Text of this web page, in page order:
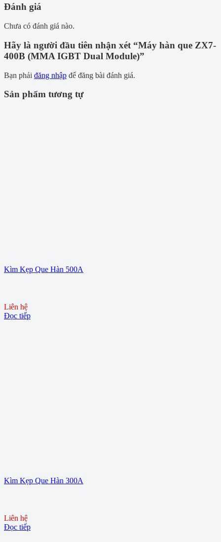
Đánh giá
Chưa có đánh giá nào.
Hãy là người đầu tiên nhận xét “Máy hàn que ZX7-
400B (MMA IGBT Dual Module)”
Bạn phải đăng nhập để đăng bài đánh giá.
Sản phẩm tương tự
Kìm Kẹp Que Hàn 500A
Liên hệ
Đọc tiếp
Kìm Kẹp Que Hàn 300A
Liên hệ
Đọc tiếp